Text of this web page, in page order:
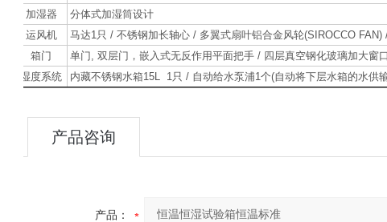
加湿器
分体式加湿筒设计
运风机
马达1只 / 不锈钢加长轴心 / 多翼式扇叶铝合金风轮(SIROCCO
箱门
单门, 双层门，嵌入式无反作用平面把手 / 四层真空钢化玻璃加大窗
湿度系统
内藏不锈钢水箱15L 1只 / 自动给水泵浦1个(自动将下层水箱的水供
产品咨询
产品：